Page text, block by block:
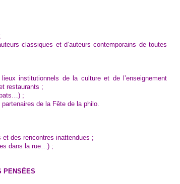
classiques et d’auteurs contemporains de toutes
institutionnels de la culture et de l’enseignement
restaurants ;
;
de la Fête de la philo.
des rencontres inattendues ;
dans la rue…) ;
PENSÉES